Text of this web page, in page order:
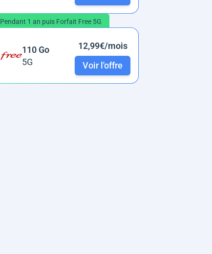
Pendant 1 an puis Forfait Free 5G
110 Go
5G
12,99€/mois
Voir l'offre